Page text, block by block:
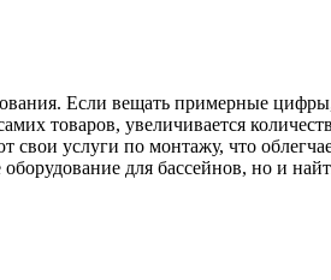
Если вещать примерные
товаров, увеличивается
свои услуги по монтажу, что
для бассейнов, но и